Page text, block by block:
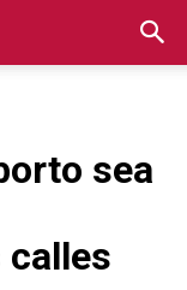
sea
calles